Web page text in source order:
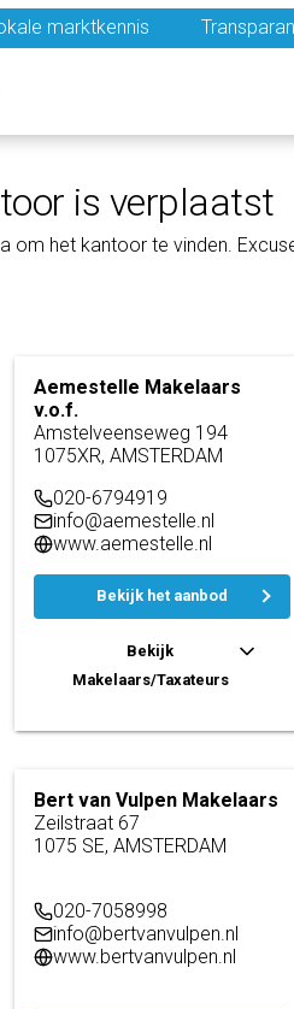
marktkennis
is verplaatst
om het kantoor te vinden.
Aemestelle Makelaars
v.o.f.
Amstelveenseweg 194
1075XR, AMSTERDAM
020-6794919
info@aemestelle.nl
www.aemestelle.nl
Bekijk het aanbod
Bekijk
Makelaars/Taxateurs
Bert van Vulpen Makelaars
Zeilstraat 67
1075 SE, AMSTERDAM
020-7058998
info@bertvanvulpen.nl
www.bertvanvulpen.nl